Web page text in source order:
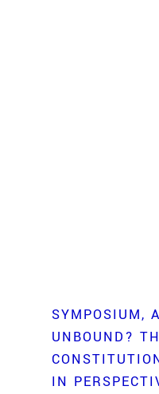
SYMPOSIUM
UNBOUND?
IN